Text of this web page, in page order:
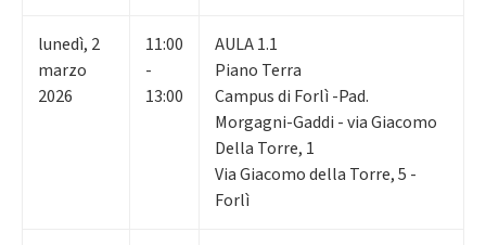
lunedì, 2
marzo
2026
11:00
-
13:00
AULA 1.1
Piano Terra
Campus di Forlì -Pad.
Morgagni-Gaddi - via Giacomo
Della Torre, 1
Via Giacomo della Torre, 5 -
Forlì